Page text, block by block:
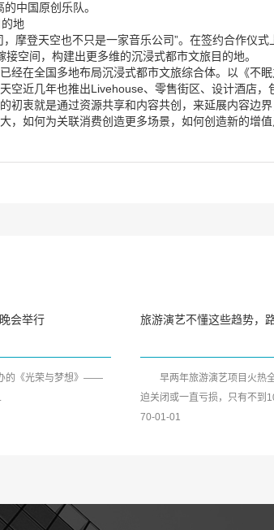
中国原创乐队。
地
，摩登天空也不只是一家音乐公司”。在签约合作
接空间，构建出更多维的沉浸式都市文旅目的地。
经在全国多地布局沉浸式都市文旅综合体。以《不
空近几年也推出Livehouse、零售街区、设计酒店，
初衷就是通过资源共享和内容共创，来延展内容边
，如何为关联消费创造更多场景，如何创造新的增值
会举行
的《光荣与梦想》——
旅游演艺不懂这些趋势，
早两年旅游演艺项目火热全
迫关闭或一直亏损，只有不到
70-01-01